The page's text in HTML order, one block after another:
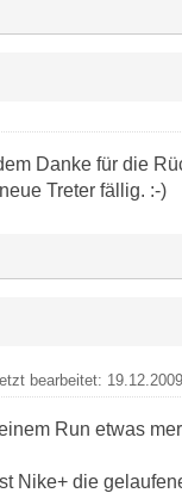
Danke für die
Treter fällig. :-)
bearbeitet:
Run etwas
Nike+ die